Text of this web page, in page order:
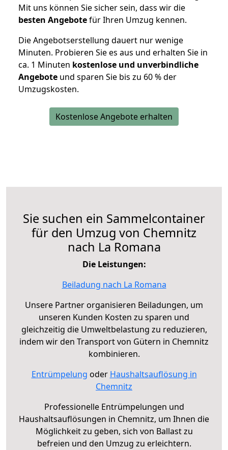
Mit uns können Sie sicher sein, dass wir die
besten Angebotefür Ihren Umzug kennen.
Die Angebotserstellung dauert nur wenige
Minuten. Probieren Sie es aus und erhalten Sie in
ca. 1 Minuten kostenlose und unverbindliche
Angebote und sparen Sie bis zu 60 % der
Umzugskosten.
Kostenlose Angebote erhalten
Sie suchen ein Sammelcontainer
für den Umzug von Chemnitz
nach La Romana
Die Leistungen:
Beiladung nach La Romana
Unsere Partner organisieren Beiladungen, um
unseren Kunden Kosten zu sparen und
gleichzeitig die Umweltbelastung zu reduzieren,
indem wir den Transport von Gütern in Chemnitz
kombinieren.
Entrümpelung oder Haushaltsauflösung in
Chemnitz
Professionelle Entrümpelungen und
Haushaltsauflösungen in Chemnitz, um Ihnen die
Möglichkeit zu geben, sich von Ballast zu
befreien und den Umzug zu erleichtern.